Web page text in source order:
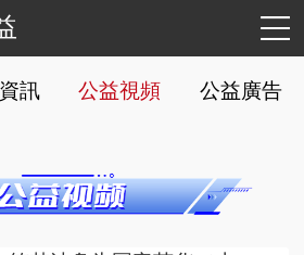
訊 公益視頻 公益廣告